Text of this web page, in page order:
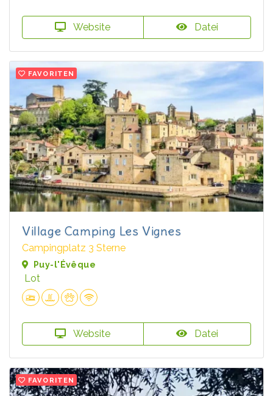
Website Datei
FAVORITEN
Village Camping Les Vignes
Campingplatz 3 Sterne
Puy-l'Évêque
Lot
Website Datei
FAVORITEN